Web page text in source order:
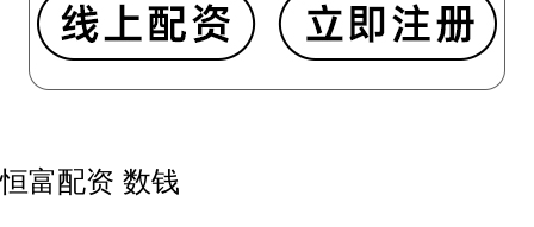
恒富配资 数钱